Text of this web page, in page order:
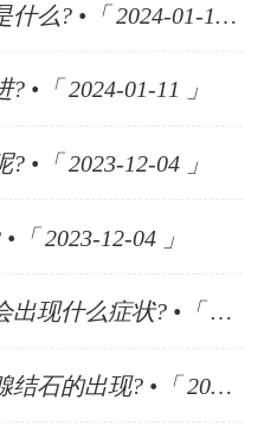
出现性欲亢进的根源是什么? •「 2024-01-11 」
•「 2024-01-11 」
•「 2023-12-04 」
2023-12-04 」
男性患了前列腺结石会出现什么症状? •「 2023-11-10 」
哪些原因会导致前列腺结石的出现? •「 2023-11-10 」